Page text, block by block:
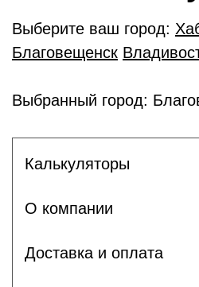
Выберите ваш город:
Благовещенск
Выбранный город:
Калькуляторы
О компании
Доставка и оплата